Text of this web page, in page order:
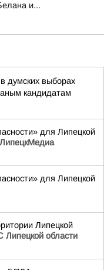
и...
думских выборах
кандидатам
для Липецкой
ЛипецкМедиа
для Липецкой
Липецкой
Липецкой области